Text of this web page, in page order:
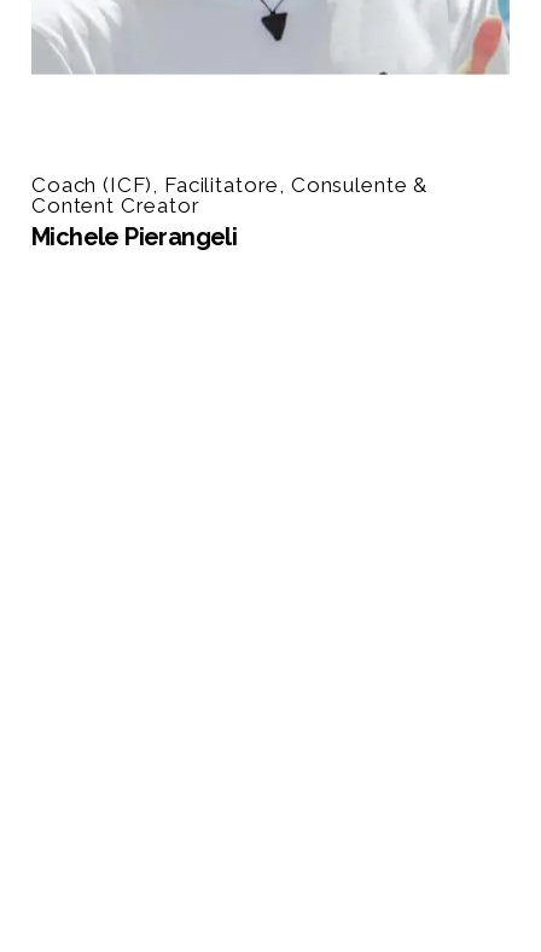
Coach (ICF), Facilitatore, Consulente &
Content Creator
Michele Pierangeli